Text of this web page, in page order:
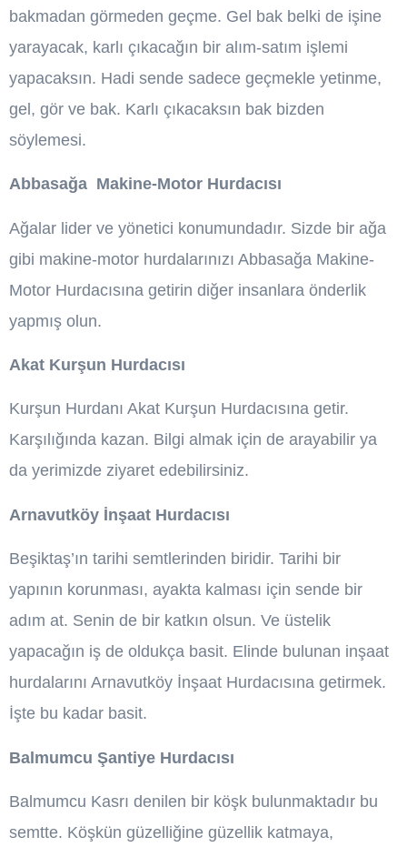
bakmadan görmeden geçme. Gel bak belki de işine
yarayacak, karlı çıkacağın bir alım-satım işlemi
yapacaksın. Hadi sende sadece geçmekle yetinme,
gel, gör ve bak. Karlı çıkacaksın bak bizden
söylemesi.
Abbasağa Makine-Motor Hurdacısı
Ağalar lider ve yönetici konumundadır. Sizde bir ağa
gibi makine-motor hurdalarınızı Abbasağa Makine-
Motor Hurdacısına getirin diğer insanlara önderlik
yapmış olun.
Akat Kurşun Hurdacısı
Kurşun Hurdanı Akat Kurşun Hurdacısına getir.
Karşılığında kazan. Bilgi almak için de arayabilir ya
da yerimizde ziyaret edebilirsiniz.
Arnavutköy İnşaat Hurdacısı
Beşiktaş’ın tarihi semtlerinden biridir. Tarihi bir
yapının korunması, ayakta kalması için sende bir
adım at. Senin de bir katkın olsun. Ve üstelik
yapacağın iş de oldukça basit. Elinde bulunan inşaat
hurdalarını Arnavutköy İnşaat Hurdacısına getirmek.
İşte bu kadar basit.
Balmumcu Şantiye Hurdacısı
Balmumcu Kasrı denilen bir köşk bulunmaktadır bu
semtte. Köşkün güzelliğine güzellik katmaya,